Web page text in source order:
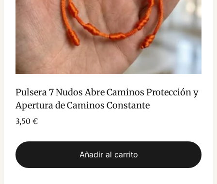
Pulsera 7 Nudos Abre Caminos Protección y
Apertura de Caminos Constante
3,50 €
Añadir al carrito